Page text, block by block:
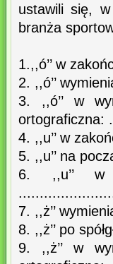
ustawili się, w
branża
1.,,ó’’ w
2. ,,ó’’
3. ,,ó’’ w
ortograficzna:
4. ,,u’’ w
5. ,,u’’ na
6. ,,u’’ w
7. ,,ż’’
8. ,,ż’’ po
9. ,,ż’’ w